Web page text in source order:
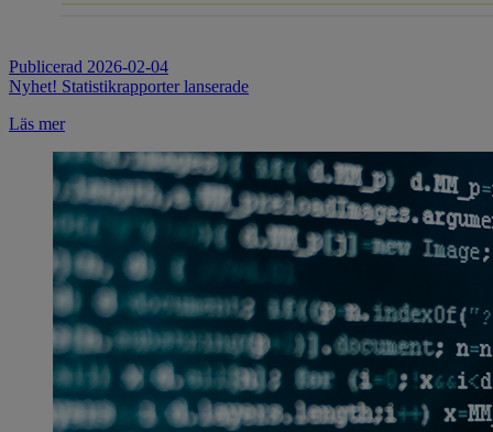
Publicerad 2026-02-04
Nyhet! Statistikrapporter lanserade
Läs mer